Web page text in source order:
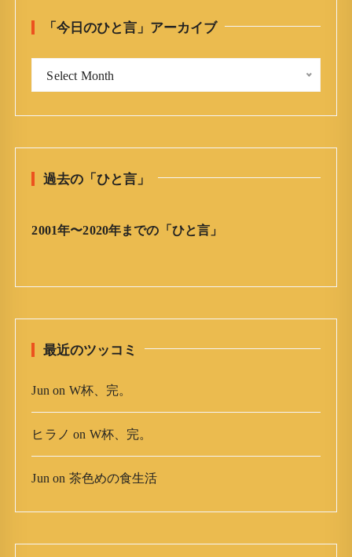
:
「今日のひと言」アーカイブ
ひ
言
ア
イ
Select Month
過去の「ひと言」
2001年〜2020年までの「ひと言」
最近のツッコミ
Junon W杯、完。
ヒラノ on W杯、完。
Junon 茶色めの食生活